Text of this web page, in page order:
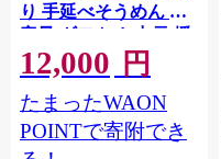
り 手延べそうめん 大
容量 ギフト お中元 播
州そうめん
12,000 円
たまったWAON
POINTで寄附でき